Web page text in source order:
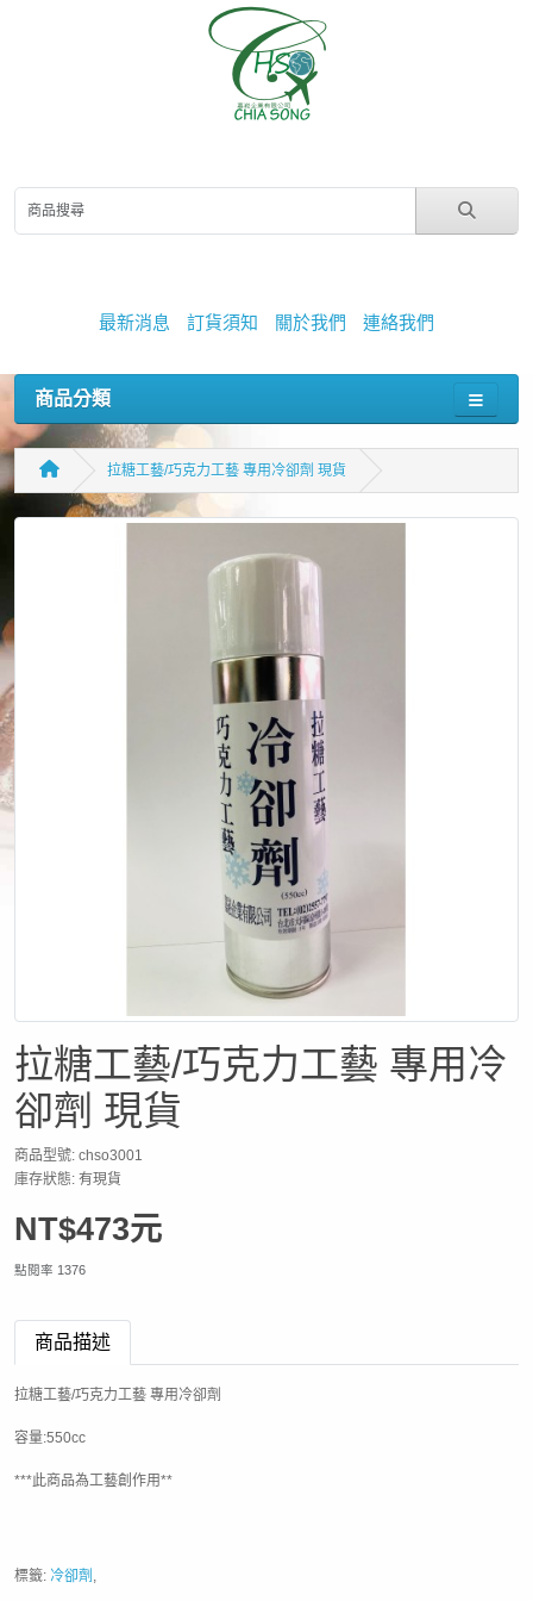
最新消息 訂貨須知 關於我們 連絡我們
商品分類
拉糖工藝/巧克力工藝 專用冷卻劑 現貨
拉糖工藝/巧克力工藝 專用冷
卻劑 現貨
商品型號: chso3001
庫存狀態: 有現貨
NT$473元
點閱率 1376
商品描述
拉糖工藝/巧克力工藝 專用冷卻劑
容量:550cc
***此商品為工藝創作用**
標籤: 冷卻劑 ,